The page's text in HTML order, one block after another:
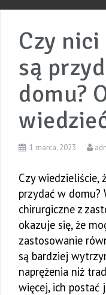
Czy
są
domu?
1 marca, 2023
Czy wiedzieliście,
przydać w domu?
chirurgiczne z
okazuje się, że
zastosowanie
są bardziej
naprężenia niż
więcej, ich postać